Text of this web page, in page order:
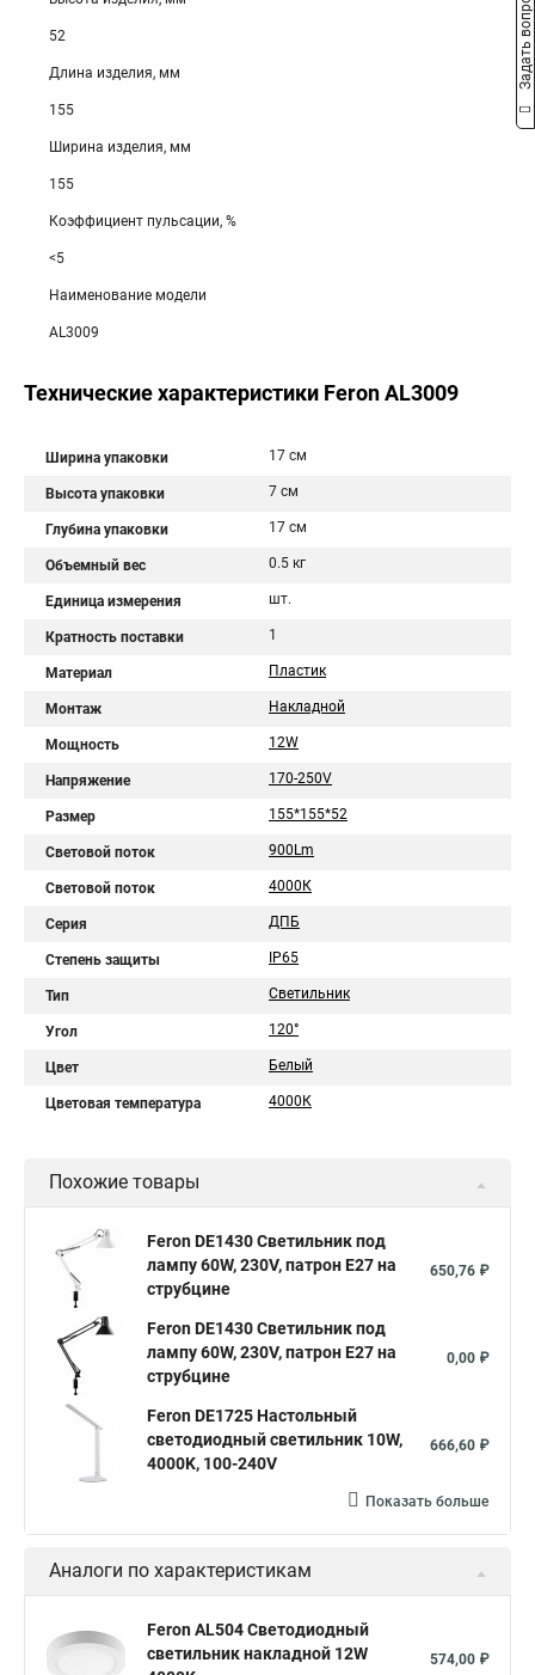
52
Длина изделия, мм
155
Ширина изделия, мм
155
Коэффициент пульсации, %
<5
Наименование модели
AL3009
Технические характеристики Feron AL3009
Ширина упаковки 17 см
Высота упаковки 7 см
Глубина упаковки 17 см
Объемный вес 0.5 кг
Единица измерения шт.
Кратность поставки 1
Материал Пластик
Монтаж Накладной
Мощность 12W
Напряжение 170-250V
Размер 155*155*52
Световой поток 900Lm
Световой поток 4000К
Серия ДПБ
Степень защиты IP65
Тип Светильник
Угол 120°
Цвет Белый
Цветовая температура 4000К
Похожие товары
Feron DE1430 Светильник под
лампу 60W, 230V, патрон E27 на
струбцине
650,76 ₽
Feron DE1430 Светильник под
лампу 60W, 230V, патрон E27 на
струбцине
0,00 ₽
Feron DE1725 Настольный
светодиодный светильник 10W,
4000K, 100-240V
666,60 ₽
Показать больше
Аналоги по характеристикам
Feron AL504 Светодиодный
светильник накладной 12W
574,00 ₽
Задать вопрос